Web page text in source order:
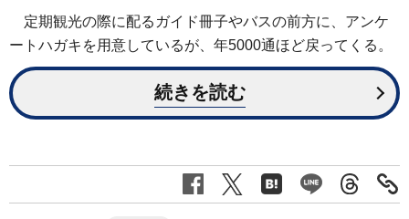
定期観光の際に配るガイド冊子やバスの前方に、アンケ
ートハガキを用意しているが、年5000通ほど戻ってくる。
続きを読む